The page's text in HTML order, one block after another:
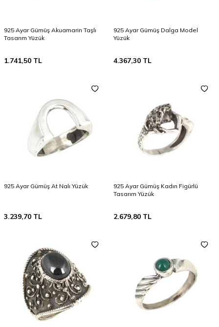
925 Ayar Gümüş Akuamarin Taşlı
Tasarım Yüzük
1.741,50 TL
925 Ayar Gümüş Dalga Model
Yüzük
4.367,30 TL
925 Ayar Gümüş At Nalı Yüzük
3.239,70 TL
925 Ayar Gümüş Kadın Figürlü
Tasarım Yüzük
2.679,80 TL